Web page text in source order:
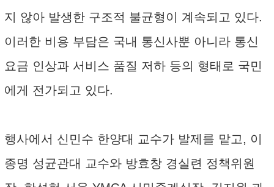
지 않아 발생한 구조적 불균형이 계속되고 있다.
이러한 비용 부담은 국내 통신사뿐 아니라 통신
요금 인상과 서비스 품질 저하 등의 형태로 국민
에게 전가되고 있다.
행사에서 신민수 한양대 교수가 발제를 맡고, 이
종명 성균관대 교수와 방효창 경실련 정책위원